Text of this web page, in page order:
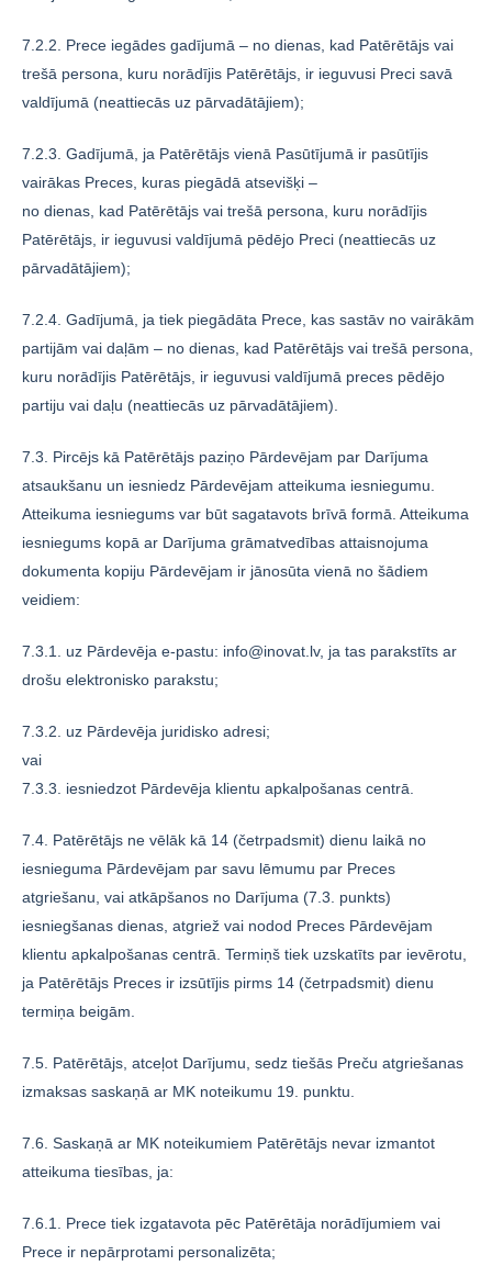
7.2.2. Prece iegādes gadījumā – no dienas, kad Patērētājs vai
trešā persona, kuru norādījis Patērētājs, ir ieguvusi Preci savā
valdījumā (neattiecās uz pārvadātājiem);
7.2.3. Gadījumā, ja Patērētājs vienā Pasūtījumā ir pasūtījis
vairākas Preces, kuras piegādā atsevišķi –
no dienas, kad Patērētājs vai trešā persona, kuru norādījis
Patērētājs, ir ieguvusi valdījumā pēdējo Preci (neattiecās uz
pārvadātājiem);
7.2.4. Gadījumā, ja tiek piegādāta Prece, kas sastāv no vairākām
partijām vai daļām – no dienas, kad Patērētājs vai trešā persona,
kuru norādījis Patērētājs, ir ieguvusi valdījumā preces pēdējo
partiju vai daļu (neattiecās uz pārvadātājiem).
7.3. Pircējs kā Patērētājs paziņo Pārdevējam par Darījuma
atsaukšanu un iesniedz Pārdevējam atteikuma iesniegumu.
Atteikuma iesniegums var būt sagatavots brīvā formā. Atteikuma
iesniegums kopā ar Darījuma grāmatvedības attaisnojuma
dokumenta kopiju Pārdevējam ir jānosūta vienā no šādiem
veidiem:
7.3.1. uz Pārdevēja e-pastu: info@inovat.lv, ja tas parakstīts ar
drošu elektronisko parakstu;
7.3.2. uz Pārdevēja juridisko adresi;
vai
7.3.3. iesniedzot Pārdevēja klientu apkalpošanas centrā.
7.4. Patērētājs ne vēlāk kā 14 (četrpadsmit) dienu laikā no
iesnieguma Pārdevējam par savu lēmumu par Preces
atgriešanu, vai atkāpšanos no Darījuma (7.3. punkts)
iesniegšanas dienas, atgriež vai nodod Preces Pārdevējam
klientu apkalpošanas centrā. Termiņš tiek uzskatīts par ievērotu,
ja Patērētājs Preces ir izsūtījis pirms 14 (četrpadsmit) dienu
termiņa beigām.
7.5. Patērētājs, atceļot Darījumu, sedz tiešās Preču atgriešanas
izmaksas saskaņā ar MK noteikumu 19. punktu.
7.6. Saskaņā ar MK noteikumiem Patērētājs nevar izmantot
atteikuma tiesības, ja:
7.6.1. Prece tiek izgatavota pēc Patērētāja norādījumiem vai
Prece ir nepārprotami personalizēta;